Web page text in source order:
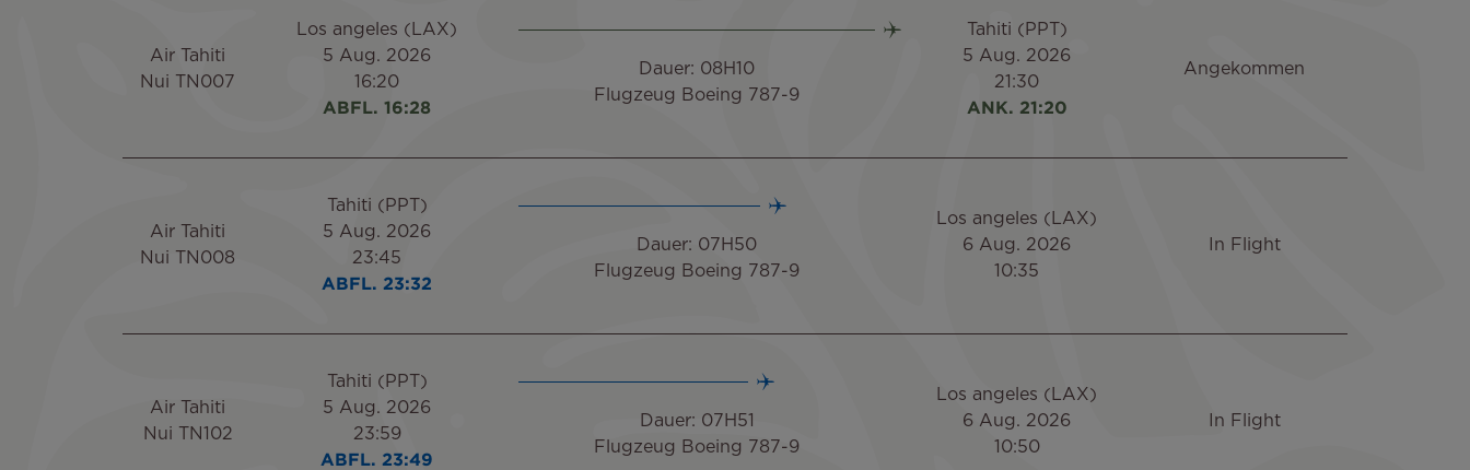
Air Tahiti
Nui TN007
Los angeles (LAX)
5 Aug. 2026
16:20
ABFL. 16:28
Dauer: 08H10
Flugzeug Boeing 787-9
Tahiti (PPT)
5 Aug. 2026
21:30
ANK. 21:20
Angekommen
Air Tahiti
Nui TN008
Tahiti (PPT)
5 Aug. 2026
23:45
ABFL. 23:32
Dauer: 07H50
Flugzeug Boeing 787-9
Los angeles (LAX)
6 Aug. 2026
10:35
In Flight
Air Tahiti
Nui TN102
Tahiti (PPT)
5 Aug. 2026
23:59
ABFL. 23:49
Dauer: 07H51
Flugzeug Boeing 787-9
Los angeles (LAX)
6 Aug. 2026
10:50
In Flight